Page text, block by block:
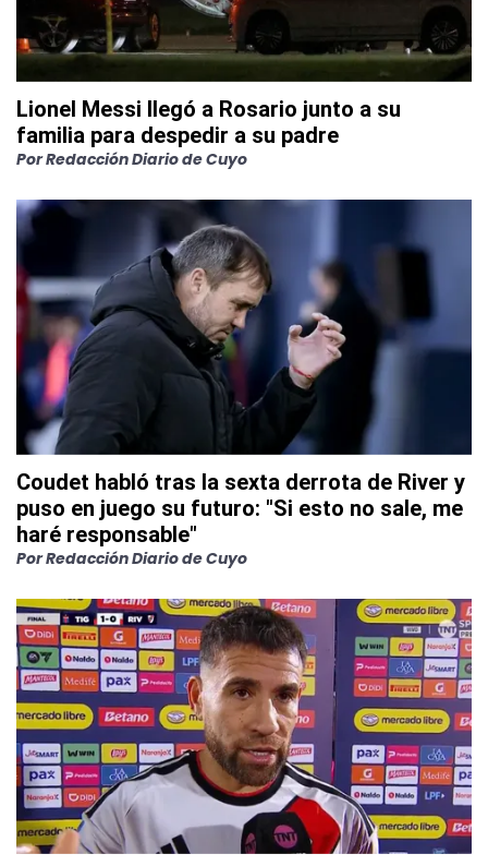
Lionel Messi llegó a Rosario junto a su
familia para despedir a su padre
PorRedacción Diario de Cuyo
Coudet habló tras la sexta derrota de River y
puso en juego su futuro: "Si esto no sale, me
haré responsable"
PorRedacción Diario de Cuyo